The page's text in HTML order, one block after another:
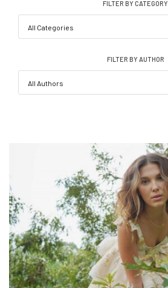
FILTER BY CATEGORY
FILTER BY AUTHOR